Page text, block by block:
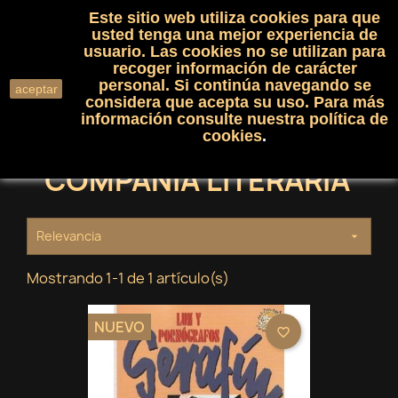
shopping_cart(0)

search
COMPAÑIA LITERARIA
Relevancia 
Mostrando 1-1 de 1 artículo(s)
NUEVO favorite_border
aceptar
Este sitio web utiliza cookies para que
usted tenga una mejor experiencia de
usuario. Las cookies no se utilizan para
recoger información de carácter
personal. Si continúa navegando se
considera que acepta su uso. Para más
información consulte nuestra política de
cookies.